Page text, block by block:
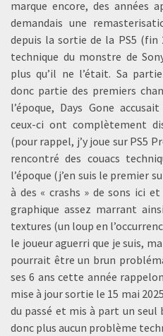
marque encore, des années
demandais une
depuis la sortie de la PS5 (fin
technique du monstre de
plus qu’il ne l’était. Sa
donc partie des premiers
l’époque, Days Gone
ceux-ci ont complètement
(pour rappel, j’y joue sur PS5
rencontré des couacs
l’époque (j’en suis le premier
à des « crashs » de sons ici
graphique assez marrant
textures (un loup en
le joueur aguerri que je suis,
pourrait être un brun
ses 6 ans cette année
mise à jour sortie le 15 mai
du passé et mis à part un
donc plus aucun problème